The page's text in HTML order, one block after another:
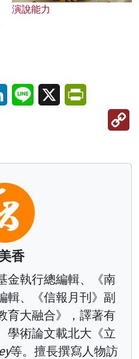
演說能力
LinkedInLine X
香
金執行總編輯、《南
輯、《信報月刊》副
育大融合》，譯著有
學術論文載北大《立
等。擅長撰寫人物訪